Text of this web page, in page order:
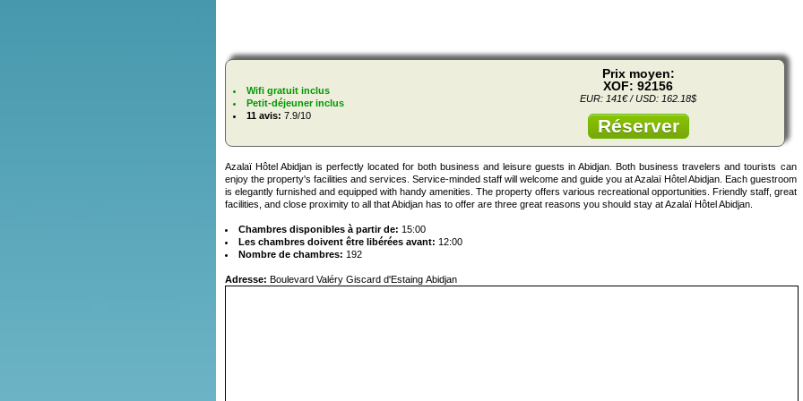
Wifi gratuit inclus
Petit-déjeuner inclus
11 avis: 7.9/10
Prix moyen:
XOF: 92156
EUR: 141€ / USD: 162.18$
Réserver
Azalaï Hôtel Abidjan is perfectly located for both business and leisure guests in Abidjan. Both business travelers and tourists can
enjoy the property's facilities and services. Service-minded staff will welcome and guide you at Azalaï Hôtel Abidjan. Each guestroom
is elegantly furnished and equipped with handy amenities. The property offers various recreational opportunities. Friendly staff, great
facilities, and close proximity to all that Abidjan has to offer are three great reasons you should stay at Azalaï Hôtel Abidjan.
Chambres disponibles à partir de: 15:00
Les chambres doivent être libérées avant: 12:00
Nombre de chambres: 192
Adresse: Boulevard Valéry Giscard d'Estaing Abidjan